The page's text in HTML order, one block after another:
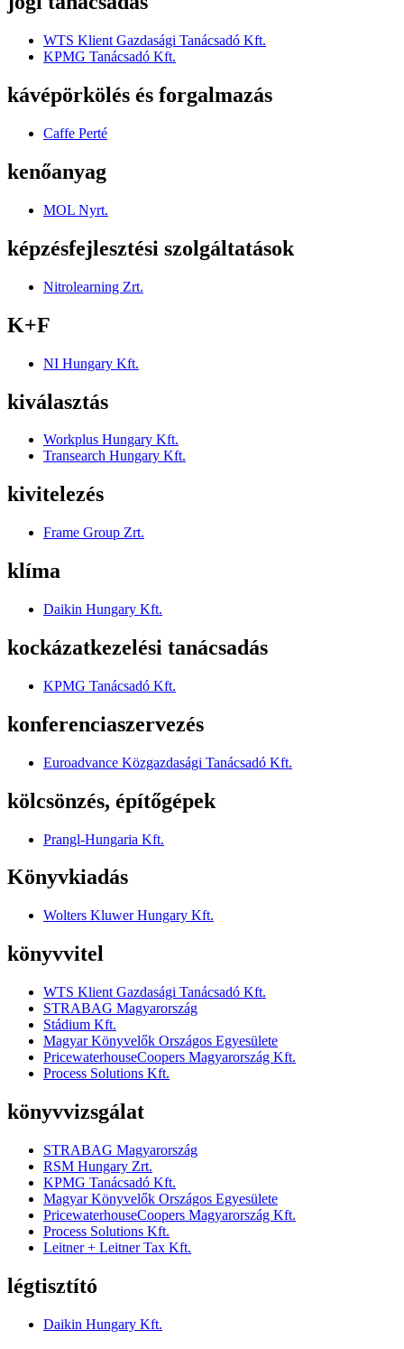
WTS Klient Gazdasági Tanácsadó Kft.
KPMG Tanácsadó Kft.
kávépörkölés és forgalmazás
Caffe Perté
kenőanyag
MOL Nyrt.
képzésfejlesztési szolgáltatások
Nitrolearning Zrt.
K+F
NI Hungary Kft.
kiválasztás
Workplus Hungary Kft.
Transearch Hungary Kft.
kivitelezés
Frame Group Zrt.
klíma
Daikin Hungary Kft.
kockázatkezelési tanácsadás
KPMG Tanácsadó Kft.
konferenciaszervezés
Euroadvance Közgazdasági Tanácsadó Kft.
kölcsönzés, építőgépek
Prangl-Hungaria Kft.
Könyvkiadás
Wolters Kluwer Hungary Kft.
könyvvitel
WTS Klient Gazdasági Tanácsadó Kft.
STRABAG Magyarország
Stádium Kft.
Magyar Könyvelők Országos Egyesülete
PricewaterhouseCoopers Magyarország Kft.
Process Solutions Kft.
könyvvizsgálat
STRABAG Magyarország
RSM Hungary Zrt.
KPMG Tanácsadó Kft.
Magyar Könyvelők Országos Egyesülete
PricewaterhouseCoopers Magyarország Kft.
Process Solutions Kft.
Leitner + Leitner Tax Kft.
légtisztító
Daikin Hungary Kft.